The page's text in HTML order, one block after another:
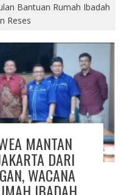
Bantuan Rumah Ibadah
Reses
MANTAN
DARI
WACANA